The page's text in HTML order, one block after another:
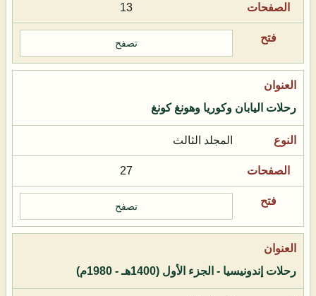
13
تصفح
رحلات اليابان وكوريا وهونغ كونغ
المجلد الثالث
27
تصفح
رحلات إندونيسيا - الجزء الأول (1400هـ - 1980م)